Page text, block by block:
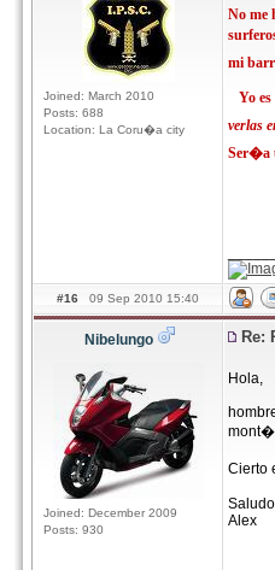
Joined: March 2010
Posts: 688
Location: La Coru�a city
No me
mi
Yo
verlas
Ser�a
#16 09 Sep 2010 15:40
Nibelungo
Joined: December 2009
Posts: 930
Re:
Hola,
Cierto
Alex